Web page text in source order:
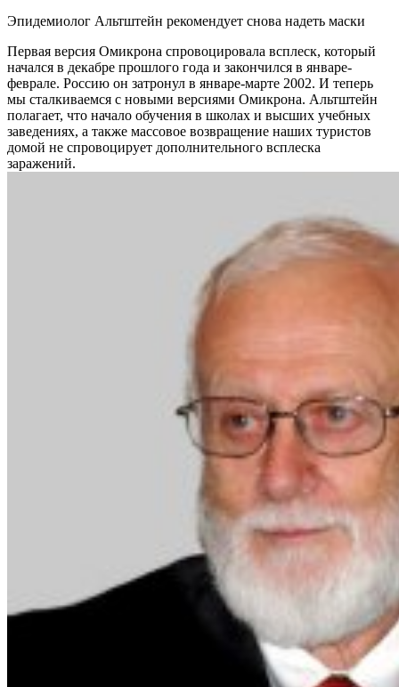
Эпидемиолог Альтштейн рекомендует снова надеть маски
Первая версия Омикрона спровоцировала всплеск, который
начался в декабре прошлого года и закончился в январе-
феврале. Россию он затронул в январе-марте 2002. И теперь
мы сталкиваемся с новыми версиями Омикрона. Альтштейн
полагает, что начало обучения в школах и высших учебных
заведениях, а также массовое возвращение наших туристов
домой не спровоцирует дополнительного всплеска
заражений.